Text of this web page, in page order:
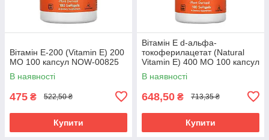
Вітамін Е-200 (Vitamin E) 200
МО 100 капсул NOW-00825
В наявності
475 ₴ 522,50 ₴
Купити
Вітамін Е d-альфа-
токоферилацетат (Natural
Vitamin E) 400 МО 100 капсул
NOW-00837
В наявності
648,50 ₴ 713,35 ₴
Купити